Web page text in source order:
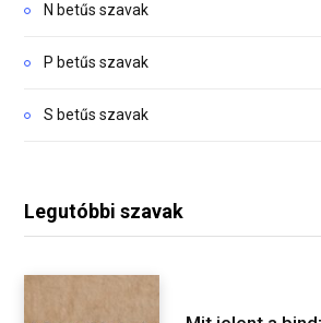
N betűs szavak
P betűs szavak
S betűs szavak
Legutóbbi szavak